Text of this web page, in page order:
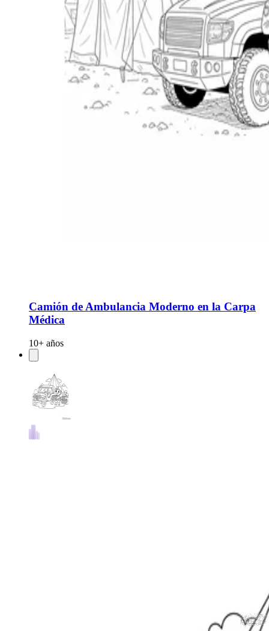
Camión de Ambulancia Moderno en la Carpa
Médica
10+ años